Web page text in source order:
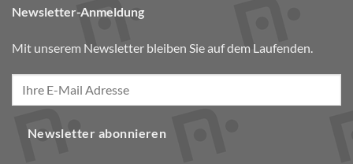
Newsletter-Anmeldung
Mit unserem Newsletter bleiben Sie auf dem Laufenden.
Newsletter abonnieren